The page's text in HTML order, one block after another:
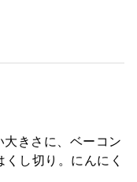
きさに、ベーコン
し切り。にんにく